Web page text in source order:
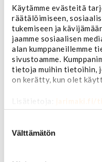
Käytämme evästeitä
räätälöimiseen,
tukemiseen ja
jaamme sosiaalisen
alan kumppaneillemme
sivustoamme.
tietoja muihin tietoihin,
on kerätty, kun olet
Lisätietoja: jarimaki.fi/
valinta
Välttämätön
Öljyt,
Liimat
Muut
Maalit
Kirjallisuus
Omistajan
Muu